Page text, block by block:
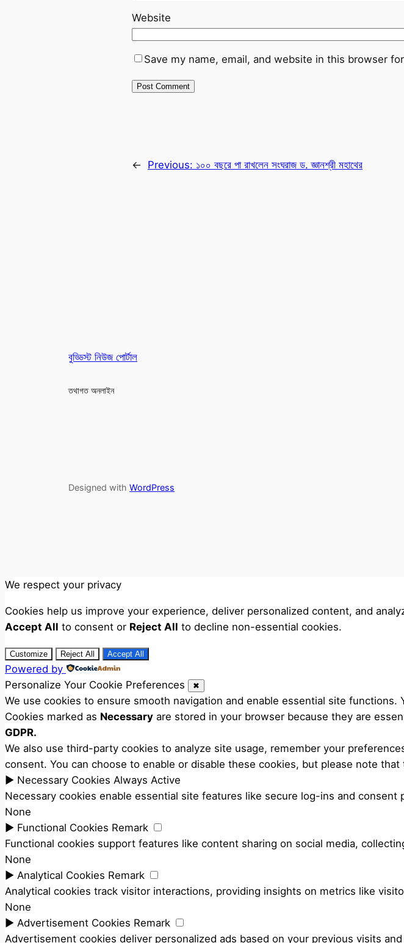
Website
Save my name, email, and website in this browser
← Previous: ১০০ বছরে পা রাখলেন সংঘরাজ ড. জ্ঞানশ্রী মহাথের
বুড্ডিস্ট নিউজ পোর্টাল
তথাগত অনলাইন
Designed with WordPress
We respect your privacy
Cookies help us improve your experience, deliver personalized content, and
Accept All to consent or Reject All to decline non-essential cookies.
Customize Reject All Accept All
Powered by
Personalize Your Cookie Preferences
✖
We use cookies to ensure smooth navigation and enable essential site
Cookies marked as Necessary are stored in your browser because they are
GDPR.
We also use third-party cookies to analyze site usage, remember your
consent. You can choose to enable or disable these cookies, but please note
► Necessary Cookies Always Active
Necessary cookies enable essential site features like secure log-ins and
None
► Functional Cookies Remark
Functional cookies support features like content sharing on social media,
None
► Analytical Cookies Remark
Analytical cookies track visitor interactions, providing insights on metrics like
None
► Advertisement Cookies Remark
Advertisement cookies deliver personalized ads based on your previous visits